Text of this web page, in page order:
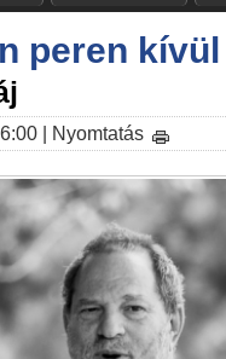
peren
| Nyomtatás